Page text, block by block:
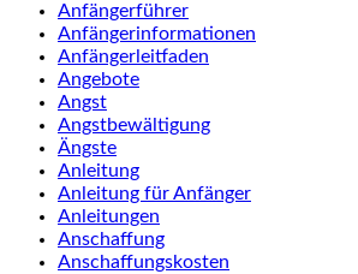
Anfängerführer
Anfängerinformationen
Anfängerleitfaden
Angebote
Angst
Angstbewältigung
Ängste
Anleitung
Anleitung für Anfänger
Anleitungen
Anschaffung
Anschaffungskosten